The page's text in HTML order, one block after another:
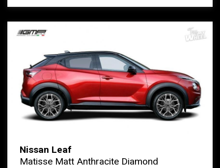
Nissan Leaf
Matisse Matt Anthracite Diamond